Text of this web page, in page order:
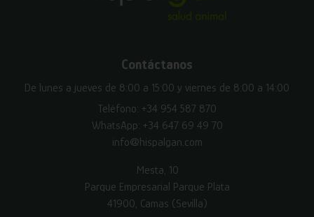
Contáctanos
De lunes a jueves de 8:00 a 15:00 y viernes de 8:00 a 14:00
Teléfono: +34 954 587 870
WhatsApp: +34 647 69 49 70
info@hispalgan.com
Mesta, 10
Parque Empresarial Parque Plata
41900, Camas (Sevilla)